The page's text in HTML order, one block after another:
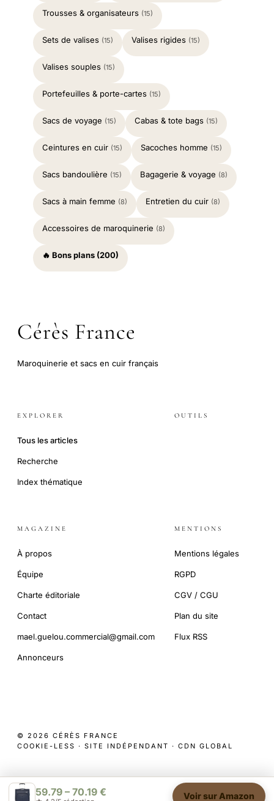
59.79 – 70.19 € Voir sur Amazon
Trousses & organisateurs (15)
Sets de valises (15) Valises rigides (15)
Valises souples (15)
Portefeuilles & porte-cartes (15)
Sacs de voyage (15) Cabas & tote bags (15)
Ceintures en cuir (15) Sacoches homme (15)
Sacs bandoulière (15) Bagagerie & voyage (8)
Sacs à main femme (8) Entretien du cuir (8)
Accessoires de maroquinerie (8)
🔥 Bons plans (200)
Cérès France
Maroquinerie et sacs en cuir français
EXPLORER
Tous les articles
Recherche
Index thématique
OUTILS
MAGAZINE
À propos
Équipe
Charte éditoriale
Contact
mael.guelou.commercial@gmail.com
Annonceurs
MENTIONS
Mentions légales
RGPD
CGV / CGU
Plan du site
Flux RSS
© 2026 CÉRÈS FRANCE
COOKIE-LESS · SITE INDÉPENDANT · CDN GLOBAL